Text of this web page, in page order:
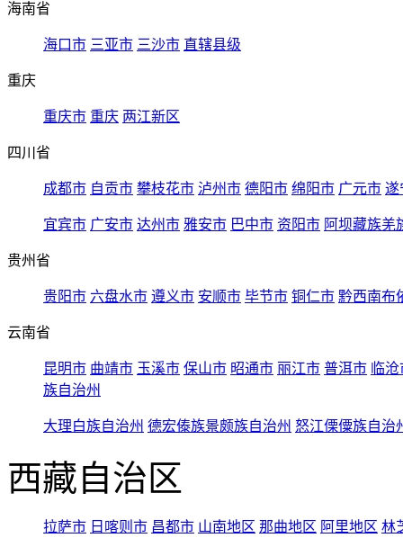
海南省
海口市 三亚市 三沙市 直辖县级
重庆
重庆市 重庆 两江新区
四川省
成都市 自贡市 攀枝花市 泸州市 德阳市 绵阳市 广元市 遂
宜宾市 广安市 达州市 雅安市 巴中市 资阳市 阿坝藏族羌
贵州省
贵阳市 六盘水市 遵义市 安顺市 毕节市 铜仁市 黔西南布
云南省
昆明市 曲靖市 玉溪市 保山市 昭通市 丽江市 普洱市 临
族自治州
大理白族自治州 德宏傣族景颇族自治州 怒江傈僳族自治
西藏自治区
拉萨市 日喀则市 昌都市 山南地区 那曲地区 阿里地区 林